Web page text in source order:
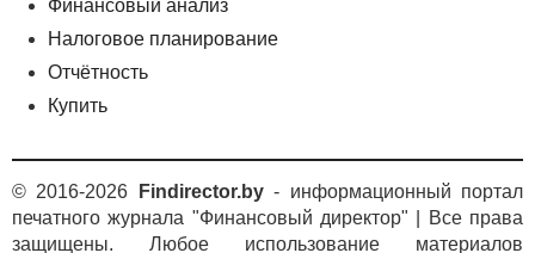
Финансовый анализ
Налоговое планирование
Отчётность
Купить
© 2016-2026 Findirector.by- информационный портал
печатного журнала "Финансовый директор" | Все права
защищены. Любое использование материалов